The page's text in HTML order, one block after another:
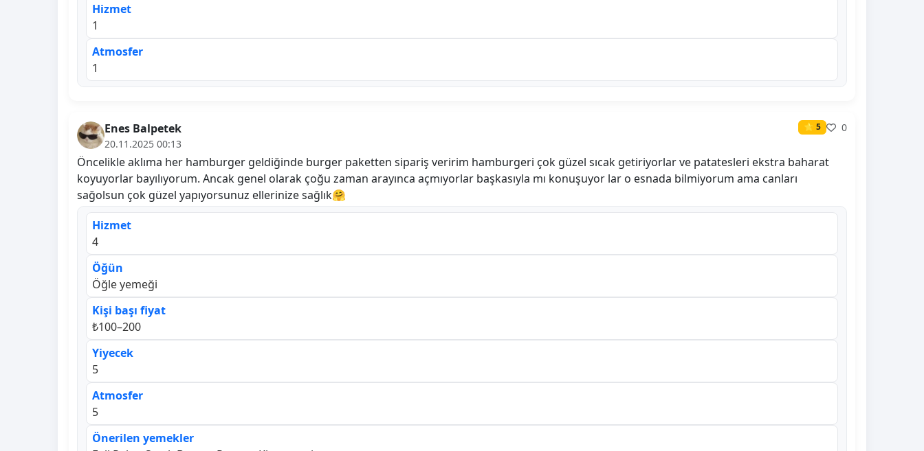
Hizmet
1
Atmosfer
1
Enes Balpetek ⭐ 5
0
20.11.2025 00:13
Öncelikle aklıma her hamburger geldiğinde burger paketten sipariş veririm hamburgeri çok güzel sıcak getiriyorlar ve patatesleri ekstra baharat
koyuyorlar bayılıyorum. Ancak genel olarak çoğu zaman arayınca açmıyorlar başkasıyla mı konuşuyor lar o esnada bilmiyorum ama canları
sağolsun çok güzel yapıyorsunuz ellerinize sağlık🤗
Hizmet
4
Öğün
Öğle yemeği
Kişi başı fiyat
₺100–200
Yiyecek
5
Atmosfer
5
Önerilen yemekler